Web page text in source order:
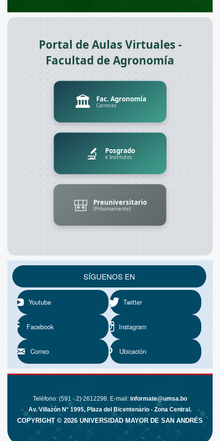
Portal de Aulas Virtuales -
Facultad de Agronomía
🏛️ Fac. Agronomía
Carreras
🔬 Posgrado
e Institutos
🎒 Preuniversitario
(Próximamente)
SÍGUENOS EN
Youtube Twitter
Facebook Instagram
Correo Ubicación
^ SUBIR
Teléfono: (591 - 2) 2612298. E-mail: informate@umsa.bo
Av. Villazón N° 1995, Plaza del Bicentenario - Zona Central.
COPYRIGHT © 2026 UNIVERSIDAD MAYOR DE SAN ANDRÉS